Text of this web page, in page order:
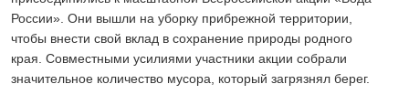
России». Они вышли на уборку прибрежной территории,
чтобы внести свой вклад в сохранение природы родного
края. Совместными усилиями участники акции собрали
значительное количество мусора, который загрязнял берег.